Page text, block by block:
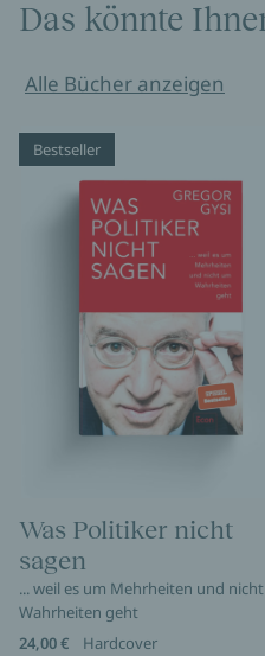
Das könnte
Alle Bücher anzeigen
Bestseller
Was Politiker nicht
sagen
... weil es um Mehrheiten und
Wahrheiten geht
24,00 €
Hardcover